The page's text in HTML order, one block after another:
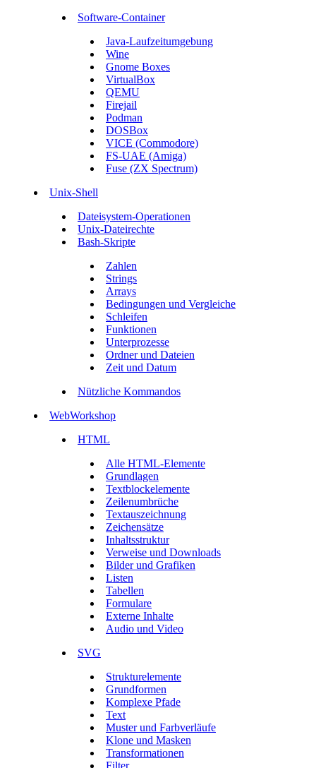
Software-Container
Java-Laufzeitumgebung
Wine
Gnome Boxes
VirtualBox
QEMU
Firejail
Podman
DOSBox
VICE (Commodore)
FS-UAE (Amiga)
Fuse (ZX Spectrum)
Unix-Shell
Dateisystem-Operationen
Unix-Dateirechte
Bash-Skripte
Zahlen
Strings
Arrays
Bedingungen und Vergleiche
Schleifen
Funktionen
Unterprozesse
Ordner und Dateien
Zeit und Datum
Nützliche Kommandos
WebWorkshop
HTML
Alle HTML-Elemente
Grundlagen
Textblockelemente
Zeilenumbrüche
Textauszeichnung
Zeichensätze
Inhaltsstruktur
Verweise und Downloads
Bilder und Grafiken
Listen
Tabellen
Formulare
Externe Inhalte
Audio und Video
SVG
Strukturelemente
Grundformen
Komplexe Pfade
Text
Muster und Farbverläufe
Klone und Masken
Transformationen
Filter